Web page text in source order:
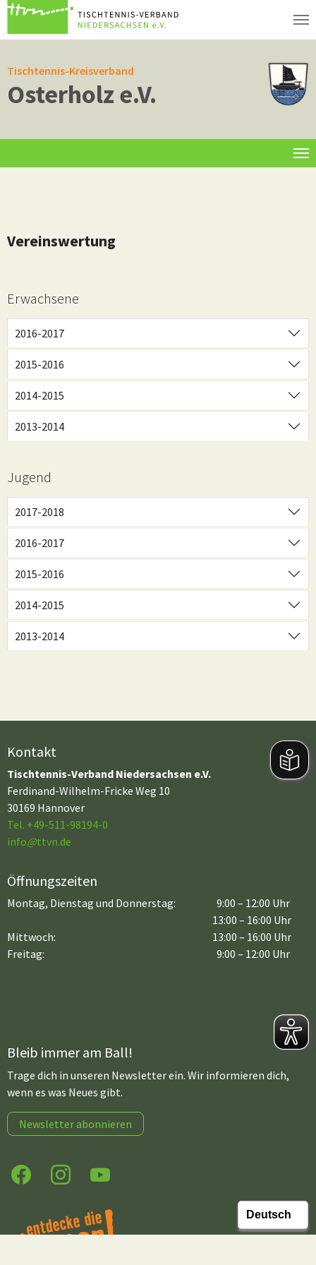
Tischtennis-Kreisverband
Osterholz e.V.
Vereinswertung
Erwachsene
2016-2017
2015-2016
2014-2015
2013-2014
Jugend
2017-2018
2016-2017
2015-2016
2014-2015
2013-2014
Kontakt
Tischtennis-Verband Niedersachsen e.V.
Ferdinand-Wilhelm-Fricke Weg 10
30169 Hannover
Tel. +49-511-98194-0
info@ttvn.de
Öffnungszeiten
Montag, Dienstag und Donnerstag:
9:00 – 12:00 Uhr
13:00 – 16:00 Uhr
Mittwoch:
Freitag:
13:00 – 16:00 Uhr
9:00 – 12:00 Uhr
Bleib immer am Ball!
Trage dich in unseren Newsletter ein. Wir informieren dich,
wenn es was Neues gibt.
Newsletter abonnieren